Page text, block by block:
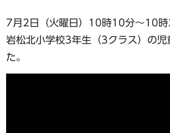
7月2日（火曜日）10時10分～10
岩松北小学校3年生（3クラス）の
た。